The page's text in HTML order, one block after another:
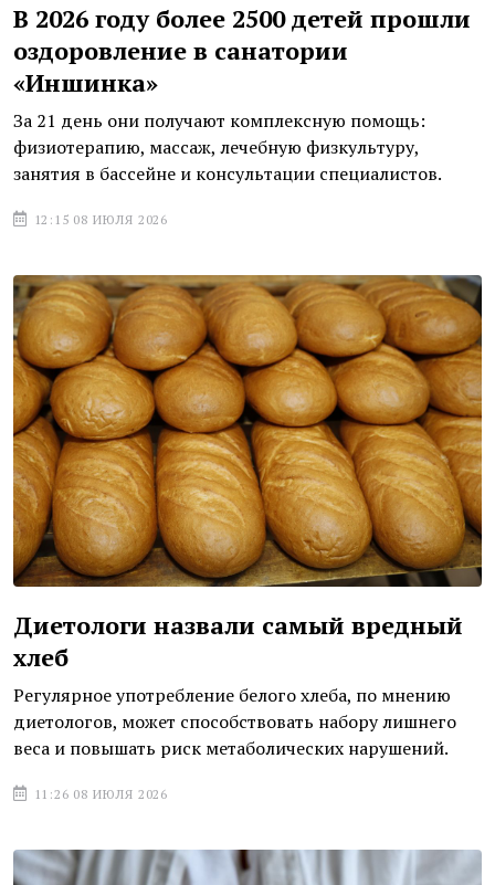
В 2026 году более 2500 детей прошли
оздоровление в санатории
«Иншинка»
За 21 день они получают комплексную помощь:
физиотерапию, массаж, лечебную физкультуру,
занятия в бассейне и консультации специалистов.
12:15 08 ИЮЛЯ 2026
Диетологи назвали самый вредный
хлеб
Регулярное употребление белого хлеба, по мнению
диетологов, может способствовать набору лишнего
веса и повышать риск метаболических нарушений.
11:26 08 ИЮЛЯ 2026